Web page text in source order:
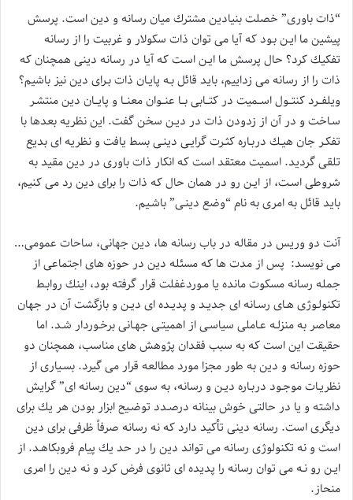
“ذات باوری” خصلت بنیادین مشترك میان رسانه و دین است. پرسش
پیشین ما ایـن بـود كه آیا می توان ذات سكولار و غربیت را از رسانه
تفكیك كرد؟ حال پرسش ما ایـن اسـت كه آیا در رسانه دینی همچنان كه
ذات را از رسانه می زداییم، باید قائل بـه پایـان ذات بـرای دین نیز باشیم؟
ویلفــرد كنتــول اســمیت در كتــابی بــا عنــوان معنــا و پایــان دین منتشـر
سـاخت و در آن از زدودن ذات در دیـن سخن گفت. این نظریه بعدها با
تفكـر جان هیـك دربـاره كثـرت گرایـی دینـی بسط یافت و نظریه ای بدیع
تلقی گردید. اسمیت معتقد است كه انكار ذات باوری در دین مقید به
شروطی اسـت، از ایـن رو در همان حال كه ذات را برای دین رد می كنیم،
باید قائل به امری به نام “وضع دینـی” باشـیم.
آنت دو وریس در مقاله در باب رسانه ها، دین جهانی، ساحات عمومی…
می نویسد: پس از مدت ها كه مسئله دین در حوزه های اجتماعی از
جمله رسانه مسكوت مانده یا مـوردغفلت قرار گرفته بود، اینك روابـط
تكنولـوژی هـای رسـانه ای جدیـد و پدیـده ای دیـن و بازگشت آن در جهان
معاصر به منزلـه عـاملی سیاسـی از اهمیتـی جهـانی برخـوردار شـد. اما
حقیقت این است كه به سبب فقدان پژوهش های مناسب، همچنان دو
حوزه رسانه و دین به طور مجزا مورد مطالعه قرار می گیرد. بسـیاری از
نظریـات موجـود دربـاره دیـن و رسانه، به سوی “دین رسانه ای” گرایش
داشته و یا در حالتی خوش بینانه درصـدد توضـیح ابزار بودن هر یك برای
دیگری است. رسانه دینی تأكید دارد كه نه رسانه صرفاً ظرفی برای دین
است و نه تكنولوژی رسانه می تواند دین را در حد یك پیام فروبكاهـد. از
ایـن رو نـه می توان رسانه را پدیده ای ثانوی فرض كرد و نه دین را امری
منحاز.